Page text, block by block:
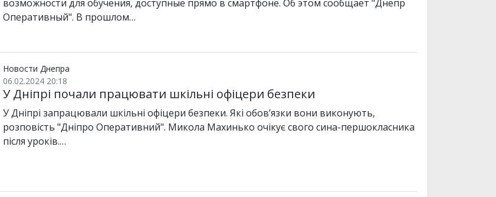
возможности для обучения, доступные прямо в смартфоне. Об этом сообщает "Днепр
Оперативный". В прошлом…
Новости Днепра
06.02.2024 20:18
У Дніпрі почали працювати шкільні офіцери безпеки
У Дніпрі запрацювали шкільні офіцери безпеки. Які обовʼязки вони виконують,
розповість "Дніпро Оперативний". Микола Махинько очікує свого сина-першокласника
після уроків.…